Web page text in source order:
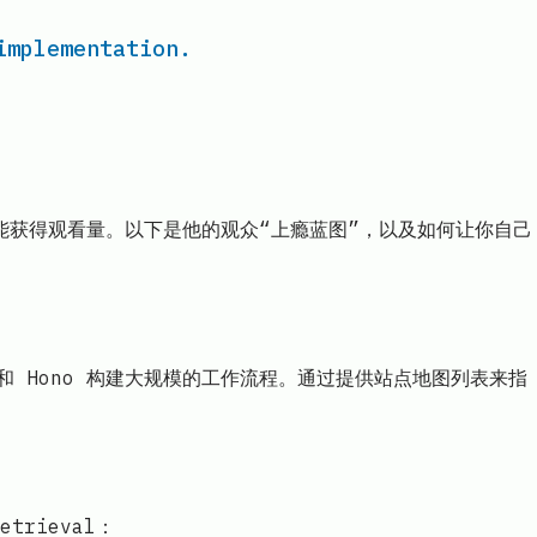
看量。以下是他的观众“上瘾蓝图”，以及如何让你自己
构建大规模的工作流程。通过提供站点地图列表来指
：